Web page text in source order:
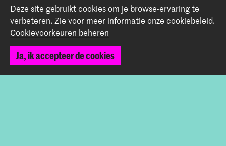
Werken bij de KABK
Contactinfo
Volg ons
Blijf op de hoogte
Deze site gebruikt cookies om je browse-ervaring te
verbeteren. Zie voor meer informatie onze cookiebeleid.
Cookievoorkeuren beheren
Ja, ik accepteer de cookies